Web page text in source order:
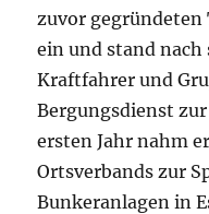
zuvor
ein und stand nach
Kraftfahrer und
Bergungsdienst
ersten Jahr nahm
Ortsverbands zur
Bunkeranlagen in